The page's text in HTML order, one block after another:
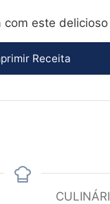
com este
Receita